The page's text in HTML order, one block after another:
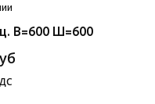
В=600 Ш=600